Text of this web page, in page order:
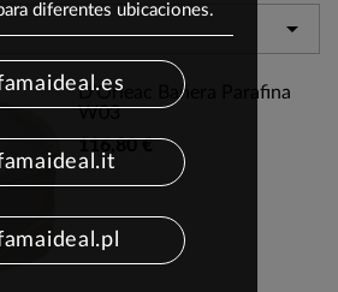

D'Orleac Bañera Parafina
W03
116,80 €
diferentes ubicaciones.